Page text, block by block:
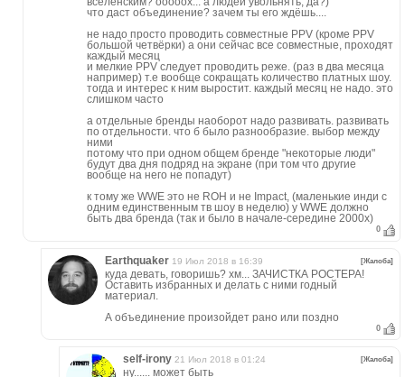
что даст объединение? зачем ты его ждёшь....
не надо просто проводить совместные PPV (кроме PPV
большой четвёрки) а они сейчас все совместные, проходят
каждый месяц
и мелкие PPV следует проводить реже. (раз в два месяца
например) т.е вообще сокращать количество платных шоу.
тогда и интерес к ним выростит. каждый месяц не надо. это
слишком часто
а отдельные бренды наоборот надо развивать. развивать
по отдельности. что б было разнообразие. выбор между
ними
потому что при одном общем бренде "некоторые люди"
будут два дня подряд на экране (при том что другие
вообще на него не попадут)
к тому же WWE это не ROH и не Impact, (маленькие инди с
одним единственным тв шоу в неделю) у WWE должно
быть два бренда (так и было в начале-середине 2000х)
0
Earthquaker 19 Июл 2018 в 16:39 [Жалоба]
куда девать, говоришь? хм... ЗАЧИСТКА РОСТЕРА!
Оставить избранных и делать с ними годный
материал.
А объединение произойдет рано или поздно
0
self-irony 21 Июл 2018 в 01:24 [Жалоба]
ну...... может быть